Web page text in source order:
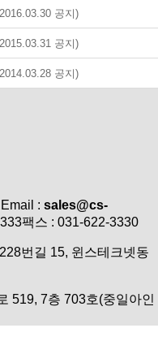
공지)
공지)
공지)
Email : sales@cs-
팩스 : 031-622-3330
번길 15, 윈스테크넷동
519, 7층 703호(중일아인